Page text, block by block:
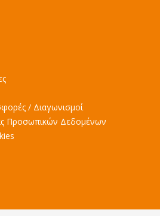
/ Διαγωνισμοί
Προσωπικών Δεδομένων